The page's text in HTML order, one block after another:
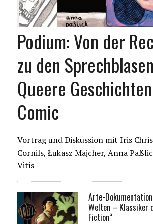
Podium: Von der
zu den
Queere
Comic
Vortrag und Diskussion mit Iris
Cornils, Łukasz Majcher, Anna
Vitis
Arte-
Welten – Klassiker
Fiction“